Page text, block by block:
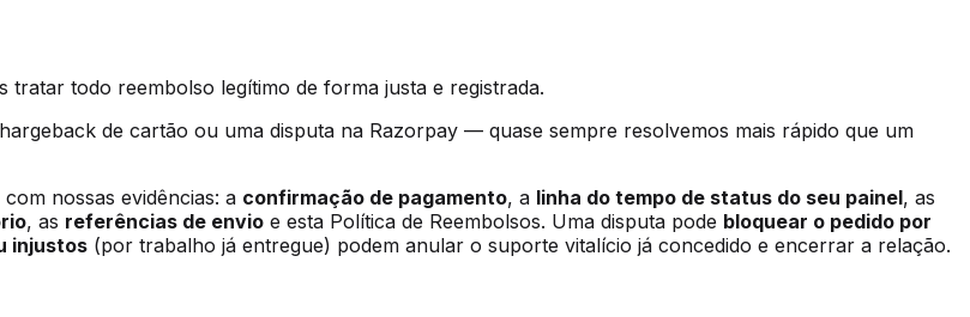
tratar todo reembolso legítimo de forma justa e registrada.
de cartão ou uma disputa na Razorpay — quase sempre resolvemos mais rápido que um
com nossas evidências: a confirmação de pagamento, a linha do tempo de status do seu painel, as
, as referências de envio e esta Política de Reembolsos. Uma disputa pode bloquear o pedido por
injustos (por trabalho já entregue) podem anular o suporte vitalício já concedido e encerrar a relação.